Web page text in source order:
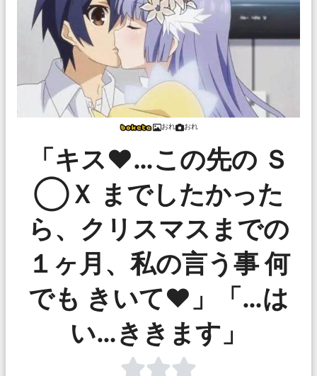
おれ おれ
「キス♥…この先の Ｓ
◯Ｘ までしたかった
ら、クリスマスまでの
１ヶ月、私の言う事 何
でも きいて♥」「…は
い…ききます」